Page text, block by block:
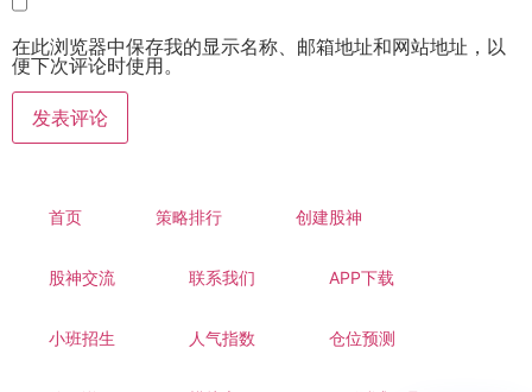
在此浏览器中保存我的显示名称、邮箱地址和网站地址，以
便下次评论时使用。
首页 策略排行 创建股神
股神交流 联系我们 APP下载
小班招生 人气指数 仓位预测